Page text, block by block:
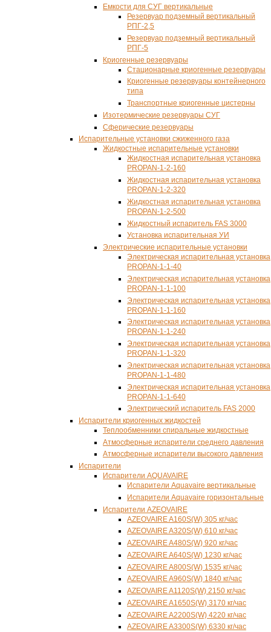
Емкости для СУГ вертикальные
Резервуар подземный вертикальный
РПГ-2,5
Резервуар подземный вертикальный
РПГ-5
Криогенные резервуары
Стационарные криогенные резервуары
Криогенные резервуары контейнерного
типа
Транспортные криогенные цистерны
Изотермические резервуары СУГ
Сферические резервуары
Испарительные установки сжиженного газа
Жидкостные испарительные установки
Жидкостная испарительная установка
PROPAN-1-2-160
Жидкостная испарительная установка
PROPAN-1-2-320
Жидкостная испарительная установка
PROPAN-1-2-500
Жидкостный испаритель FAS 3000
Установка испарительная УИ
Электрические испарительные установки
Электрическая испарительная установка
PROPAN-1-1-40
Электрическая испарительная установка
PROPAN-1-1-100
Электрическая испарительная установка
PROPAN-1-1-160
Электрическая испарительная установка
PROPAN-1-1-240
Электрическая испарительная установка
PROPAN-1-1-320
Электрическая испарительная установка
PROPAN-1-1-480
Электрическая испарительная установка
PROPAN-1-1-640
Электрический испаритель FAS 2000
Испарители криогенных жидкостей
Теплообменники спиральные жидкостные
Атмосферные испарители среднего давления
Атмосферные испарители высокого давления
Испарители
Испарители AQUAVAIRE
Испарители Aquavaire вертикальные
Испарители Aquavaire горизонтальные
Испарители AZEOVAIRE
AZEOVAIRE A160S(W) 305 кг/час
AZEOVAIRE A320S(W) 610 кг/час
AZEOVAIRE A480S(W) 920 кг/час
AZEOVAIRE A640S(W) 1230 кг/час
AZEOVAIRE A800S(W) 1535 кг/час
AZEOVAIRE A960S(W) 1840 кг/час
AZEOVAIRE A1120S(W) 2150 кг/час
AZEOVAIRE A1650S(W) 3170 кг/час
AZEOVAIRE A2200S(W) 4220 кг/час
AZEOVAIRE A3300S(W) 6330 кг/час